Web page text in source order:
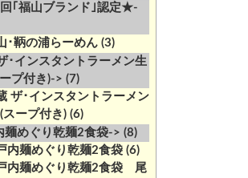
｢福山ブランド｣認定★-
･鞆の浦らーめん(3)
･インスタントラーメン生
プ付き)-> (7)
ザ･インスタントラーメン
スープ付き)(6)
麺めぐり乾麺2食袋-> (8)
内麺めぐり乾麺2食袋(6)
内麺めぐり乾麺2食袋 尾